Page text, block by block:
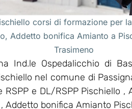
corsi di formazione per
Addetto bonifica Amianto a
Trasimeno
Ind.le Ospedalicchio di
nel comune di
e DL/RSPP Pischiello
Addetto bonifica Amianto